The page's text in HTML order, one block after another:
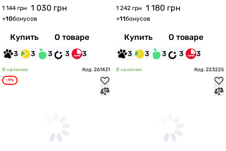
1 144 грн 1 030 грн
+10бонусов
Купить О товаре
3 3 3 3 3
1 242 грн 1 180 грн
+11бонусов
Купить О товаре
3 3 3 3 3
В наличии Код: 261431
-9%
В наличии Код: 223225